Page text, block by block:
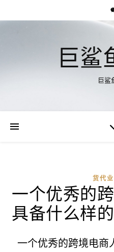
巨鲨
巨鲨
货代
一个优秀的
具备什么样
一个优秀的跨境电商